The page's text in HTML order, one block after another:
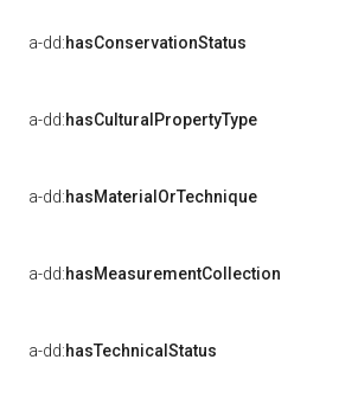
a-dd:hasConservationStatus
a-dd:hasCulturalPropertyType
a-dd:hasMaterialOrTechnique
a-dd:hasMeasurementCollection
a-dd:hasTechnicalStatus